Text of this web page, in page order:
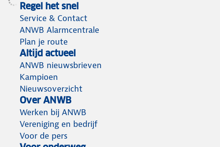
Regel het snel
Service & Contact
ANWB Alarmcentrale
Plan je route
Altijd actueel
ANWB nieuwsbrieven
Kampioen
Nieuwsoverzicht
Over ANWB
Werken bij ANWB
Vereniging en bedrijf
Voor de pers